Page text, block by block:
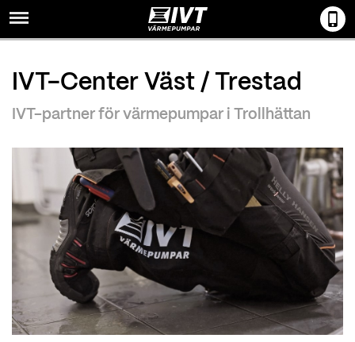
IVT-Center Väst / Trestad
IVT-partner för värmepumpar i Trollhättan